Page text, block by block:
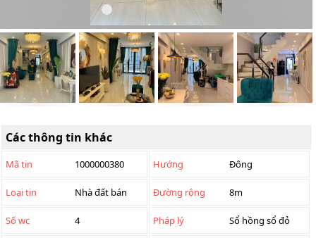
Các thông tin khác
Mã tin 1000000380 Hướng Đông
Loại tin Nhà đất bán Đường rộng 8m
Số wc 4 Pháp lý Sổ hồng sổ đỏ